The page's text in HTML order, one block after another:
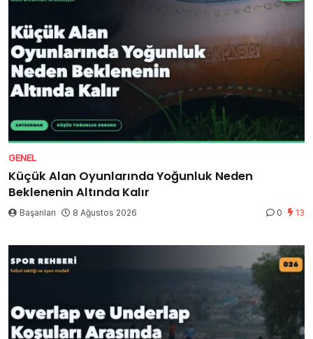
GENEL
Küçük Alan Oyunlarında Yoğunluk Neden
Beklenenin Altında Kalır
Başarıları 8 Ağustos 2026 0 13